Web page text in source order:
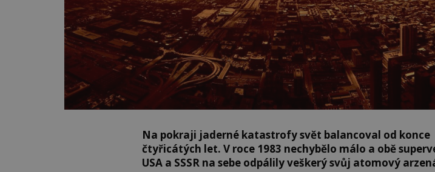
Na pokraji jaderné katastrofy svět balancoval od konce
čtyřicátých let. V roce 1983 nechybělo málo a obě
USA a SSSR na sebe odpálily veškerý svůj atomový